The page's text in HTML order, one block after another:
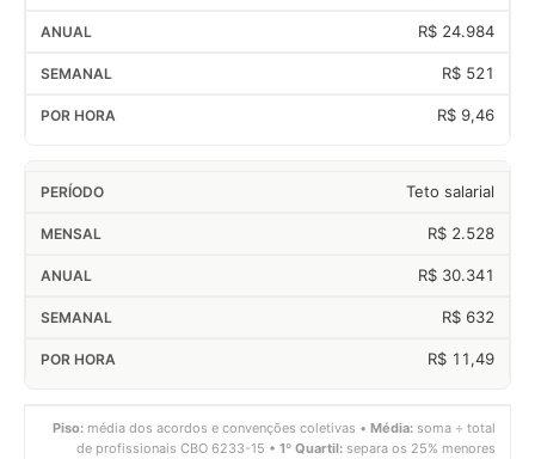
R$ 24.984
R$ 521
R$ 9,46
Teto salarial
R$ 2.528
R$ 30.341
R$ 632
R$ 11,49
Piso: média dos acordos e convenções coletivas • Média: soma ÷ total
de profissionais CBO 6233-15 • 1º Quartil: separa os 25% menores